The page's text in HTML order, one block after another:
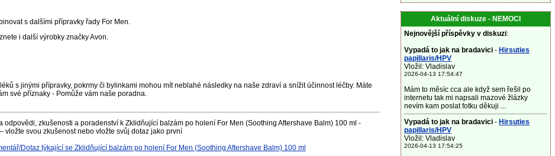
s dalšími přípravky řady For Men.
i další výrobky značky Avon.
s jinými přípravky, pokrmy či bylinkami mohou mít neblahé následky na naše zdraví a snížit účinnost léčby. Máte
své příznaky - Pomůže vám naše poradna.
odpovědi, zkušenosti a poradenství k Zklidňující balzám po holení For Men (Soothing Aftershave Balm) 100 ml -
vložte svou zkušenost nebo vložte svůj dotaz jako první
Dotaz týkající se Zklidňující balzám po holení For Men (Soothing Aftershave Balm) 100 ml
Aktuální diskuze - NEMOCI
Nejnovější příspěvky v diskuzi:
Vypadá to jak na bradavici - Hirsuties
papillaris/HPV
Vložil: Vladislav
2026-04-13 17:54:47
Mám to měsíc cca ale když sem řešil po
internetu tak mi napsali mazové žlázky
nevím kam poslat fotku děkuji ...
Vypadá to jak na bradavici - Hirsuties
papillaris/HPV
Vložil: Vladislav
2026-04-13 17:54:25